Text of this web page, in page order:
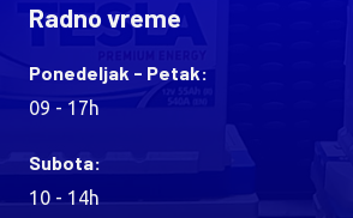
Radno vreme
Ponedeljak - Petak:
09 - 17h
Subota:
10 - 14h